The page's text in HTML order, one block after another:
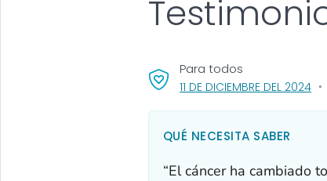
11 DE DICIEMBRE DEL 2024,
Para todos
QUÉ NECESITA SABER
“El cáncer ha cambiado